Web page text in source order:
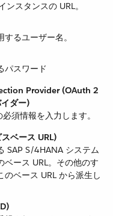
スタンスの URL。
るユーザー名。
パスワード
Provider (OAuth 2
ダー)
須情報を入力します。
ベース URL)
SAP S/4HANA システム
ース URL。その他のす
ベース URL から派生し